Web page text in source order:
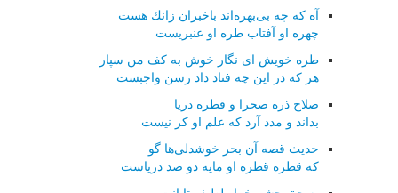
آه كه چه بی‌بهره‌اند باخبران زانك هست
چهره او آفتاب طره او عنبریست
طره خویش ای نگار خوش به كف من سپار
هر كه در این چه فتاد داد رسن واجبست
صلاح ذره صحرا و قطره دریا
بداند و مدد آرد كه علم او كر نیست
حدیث قصه آن بحر خوشدلی‌ها گو
كه قطره قطره او مایه دو صد دریاست